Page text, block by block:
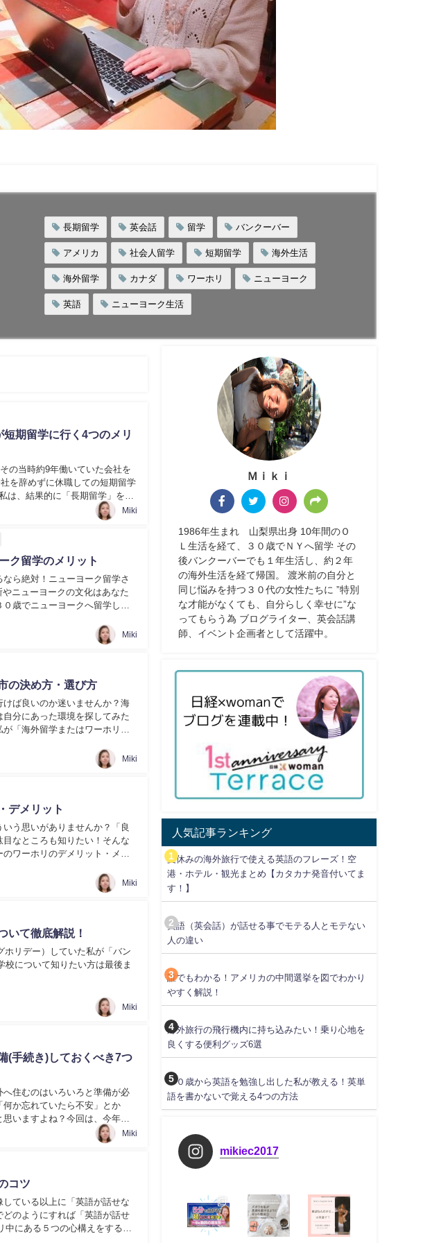
長期留学 英会話 留学 バンクーバー
アメリカ 社会人留学 短期留学 海外生活
海外留学 カナダ ワーホリ ニューヨーク
英語 ニューヨーク生活
期留学に行く4つのメリ
の当時約9年働いていた会社を
を辞めずに休職しての短期留学
は、結果的に「長期留学」を選
Miki
ク留学のメリット
ら絶対！ニューヨーク留学さ
ニューヨークの文化はあなた
歳でニューヨークへ留学しま
Miki
の決め方・選び方
ば良いのか迷いませんか？海
分にあった環境を探してみた
「海外留学またはワーホリの
Miki
デメリット
う思いがありませんか？「良
なところも知りたい！そんな
ワーホリのデメリット・メリ
Miki
いて徹底解説！
ホリデー）していた私が「バン
校について知りたい方は最後ま
Miki
(手続き)しておくべき7つ
住むのはいろいろと準備が必
か忘れていたら不安」とか
いますよね？今回は、今年の
本で...
Miki
コツ
ている以上に「英語が話せな
のようにすれば「英語が話せ
にある５つの心構えをする事
Ｍｉｋｉ
1986年生まれ 山梨県出身 10年間のＯ
Ｌ生活を経て、３０歳でＮＹへ留学 その
後バンクーバーでも１年生活し、約２年
の海外生活を経て帰国。 渡米前の自分と
同じ悩みを持つ３０代の女性たちに ”特別
な才能がなくても、自分らしく幸せに”な
ってもらう為 ブログライター、英会話講
師、イベント企画者として活躍中。
人気記事ランキング
夏休みの海外旅行で使える英語のフレーズ！空
港・ホテル・観光まとめ【カタカナ発音付いてま
す！】
英語（英会話）が話せる事でモテる人とモテない
人の違い
誰でもわかる！アメリカの中間選挙を図でわかり
やすく解説！
海外旅行の飛行機内に持ち込みたい！乗り心地を
良くする便利グッズ6選
３０歳から英語を勉強し出した私が教える！英単
語を書かないで覚える4つの方法
mikiec2017